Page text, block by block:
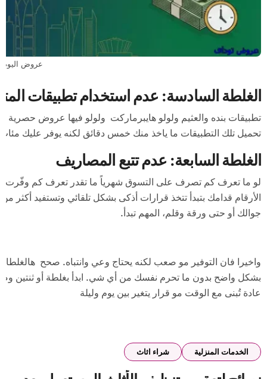
عروض اليوم
الغلطة السادسة: عدم استخدام تطبيقات
تطبيقات بنده والعثيم ولولو هايبرماركت ولولو فيها عروض حصرية
تحميل تلك التطبيقات ما ياخذ منك خمس دقائق لكنه يوفر عليك مئات
الغلطة السابعة: عدم تتبع المصاريف
لو ما تعرف كم تصرف على التسوق شهرياً ما تقدر تعرف كم وفّرت.
الأرقام قدامك بتبدأ تتخذ قرارات أذكى بشكل تلقائي وتستفيد
جوالك أو حتى ورقة وقلم، المهم تبدأ.
واخيرا فان التوفير مو صعب لكنه يحتاج وعي وانتباه. صحح
بشكل واضح بدون ما تحرم نفسك من أي شي. ابدأ بغلطة أو ثنتين
عادة تُبنى مع الوقت مو قرار يتغير بين يوم وليلة
الخدمات المنزلية شراء اثاث